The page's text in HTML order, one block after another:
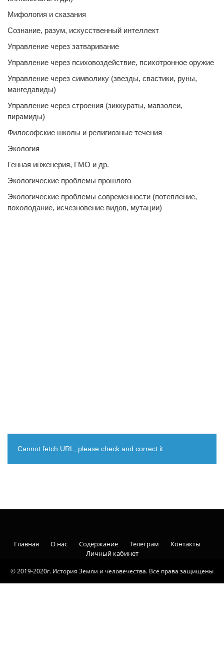
Мифология и сказания
Сознание, разум, искусственный интеллект
Управление через затваривание
Управление через психовоздействие, психотронное оружие
Управление через символику (звезды, свастики, руны,
мангедавиды)
Управление через строения (зиккураты, мавзолеи,
пирамиды)
Философские школы и религиозные течения
Экология
Генная инженерия, ГМО и др.
Экологические проблемы прошлого
Экологические проблемы современности (потепление,
похолодание, исчезновение видов, мутации)
Cannot fetch URL, please check and correct it.
© 2019-2020г. История Земли и человечества. Все права защищены
Главная О нас Содержание Телеграм
Контакты
Личный кабинет